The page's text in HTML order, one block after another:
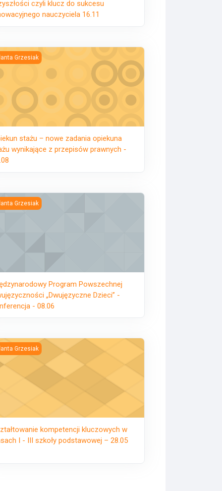
czyli klucz do sukcesu
nauczyciela 16.11
stażu – nowe zadania opiekuna stażu wynikające z przepisów
Grzesiak
stażu – nowe zadania opiekuna
wynikające z przepisów prawnych -
Program Powszechnej Dwujęzyczności
Grzesiak
Program Powszechnej
„Dwujęzyczne Dzieci” -
- 08.06
kompetencji kluczowych w klasach I - III szkoły
Grzesiak
kompetencji kluczowych w
I - III szkoły podstawowej – 28.05